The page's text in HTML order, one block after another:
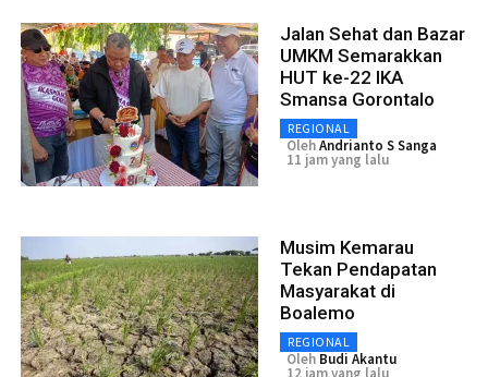
Jalan Sehat dan Bazar
UMKM Semarakkan
HUT ke-22 IKA
Smansa Gorontalo
REGIONAL
OlehAndrianto S Sanga
11 jam yang lalu
Musim Kemarau
Tekan Pendapatan
Masyarakat di
Boalemo
REGIONAL
Oleh Budi Akantu
12 jam yang lalu